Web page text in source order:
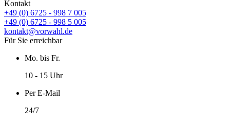
Kontakt
+49 (0) 6725 - 998 7 005
+49 (0) 6725 - 998 5 005
kontakt@vorwahl.de
Für Sie erreichbar
Mo. bis Fr.
10 - 15 Uhr
Per E-Mail
24/7